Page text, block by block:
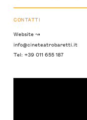
CONTATTI
Website ↝
info@cineteatrobaretti.it
Tel: +39 011 655 187